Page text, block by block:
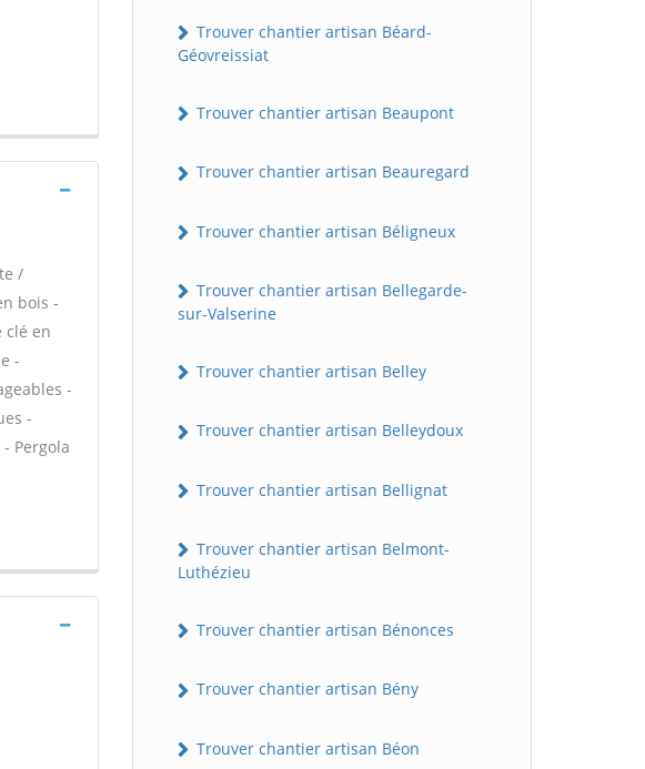
/
bois -
clé en
-
-
-
Pergola
Trouver chantier artisan Béard-
Géovreissiat
Trouver chantier artisan Beaupont
Trouver chantier artisan Beauregard
Trouver chantier artisan Béligneux
Trouver chantier artisan Bellegarde-
sur-Valserine
Trouver chantier artisan Belley
Trouver chantier artisan Belleydoux
Trouver chantier artisan Bellignat
Trouver chantier artisan Belmont-
Luthézieu
Trouver chantier artisan Bénonces
Trouver chantier artisan Bény
Trouver chantier artisan Béon